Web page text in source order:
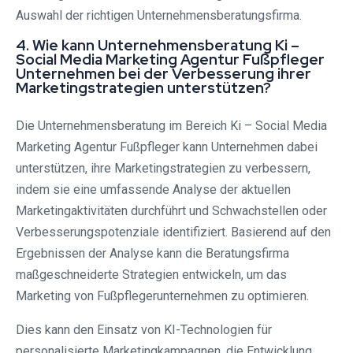
Auswahl der richtigen Unternehmensberatungsfirma.
4. Wie kann Unternehmensberatung Ki –
Social Media Marketing Agentur Fußpfleger
Unternehmen bei der Verbesserung ihrer
Marketingstrategien unterstützen?
Die Unternehmensberatung im Bereich Ki – Social Media
Marketing Agentur Fußpfleger kann Unternehmen dabei
unterstützen, ihre Marketingstrategien zu verbessern,
indem sie eine umfassende Analyse der aktuellen
Marketingaktivitäten durchführt und Schwachstellen oder
Verbesserungspotenziale identifiziert. Basierend auf den
Ergebnissen der Analyse kann die Beratungsfirma
maßgeschneiderte Strategien entwickeln, um das
Marketing von Fußpflegerunternehmen zu optimieren.
Dies kann den Einsatz von KI-Technologien für